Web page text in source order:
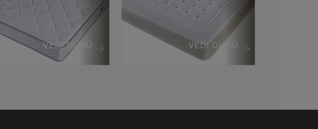
VEDI DI PIÙ VEDI DI PIÙ